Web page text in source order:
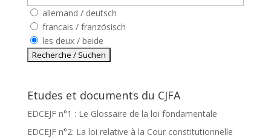
allemand / deutsch
francais / französisch
les deux / beide
Etudes et documents du CJFA
EDCEJF n°1 : Le Glossaire de la loi fondamentale
EDCEJF n°2: La loi relative à la Cour constitutionnelle